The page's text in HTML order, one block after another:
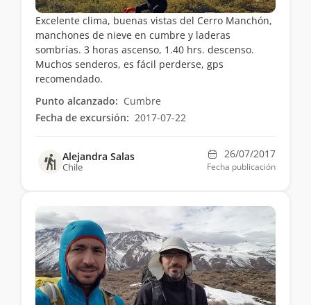
Excelente clima, buenas vistas del Cerro Manchón,
manchones de nieve en cumbre y laderas
sombrías. 3 horas ascenso, 1.40 hrs. descenso.
Muchos senderos, es fácil perderse, gps
recomendado.
Punto alcanzado: Cumbre
Fecha de excursión: 2017-07-22
Alejandra Salas
Chile
26/07/2017
Fecha publicación